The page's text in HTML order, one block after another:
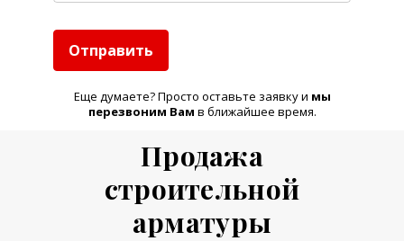
Отправить
Еще думаете? Просто оставьте заявку и мы
перезвоним Вам в ближайшее время.
Продажа
строительной
арматуры